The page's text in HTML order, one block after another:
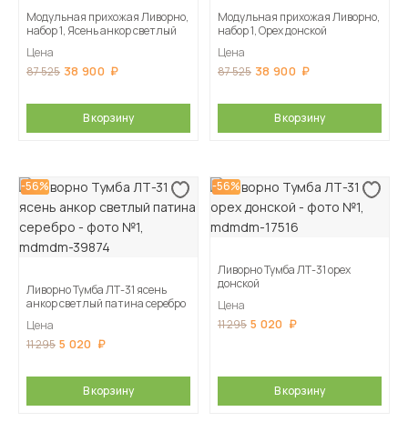
Модульная прихожая Ливорно,
набор 1, Ясень анкор светлый
Цена
87 525 38 900
В корзину
Модульная прихожая Ливорно,
набор 1, Орех донской
Цена
87 525 38 900
В корзину
-56%
Ливорно Тумба ЛТ-31 ясень
анкор светлый патина серебро
Цена
11 295 5 020
В корзину
-56%
Ливорно Тумба ЛТ-31 орех
донской
Цена
11 295 5 020
В корзину